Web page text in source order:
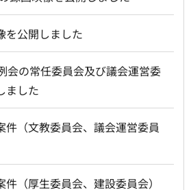
を公開しました
会の常任委員会及び議会運営委
ました
件（文教委員会、議会運営委員
（厚生委員会、建設委員会）